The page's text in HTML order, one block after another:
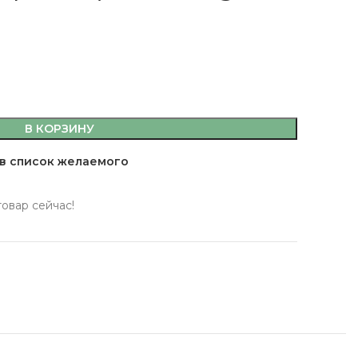
джемы,
масла
кляр
В КОРЗИНУ
список желаемого
сейчас!